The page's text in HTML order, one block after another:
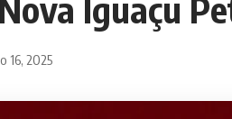
16, 2025